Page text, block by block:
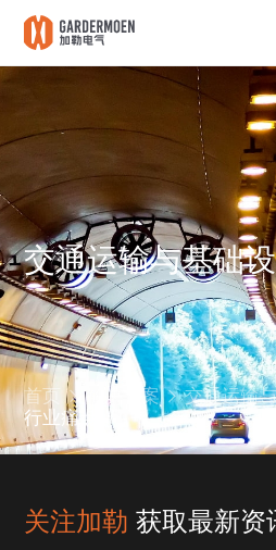
交通运输与基础
首页 解决方案
交通运输
行业痛点
关注加勒 获取最新资